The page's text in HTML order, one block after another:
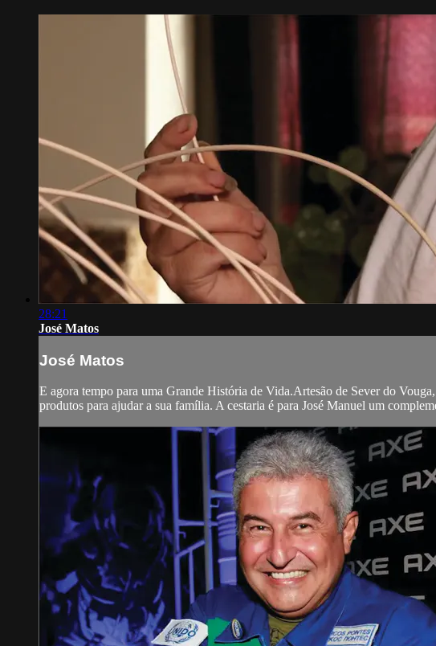
28:21
José Matos
José Matos
E agora tempo para uma Grande História de Vida.Artesão de Sever do
produtos para ajudar a sua família. A cestaria é para José Manuel um